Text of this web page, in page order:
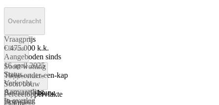
Overdracht
Vraagprijs
€ 475.000 k.k.
Aangeboden sinds
16 april 2025
Status
Verkocht
Aanvaarding
In overleg
Bouw
Soort woning
Twee-onder-een-kap
Soort bouw
Bestaande bouw
Bouwjaar
Oppervlakte
Perceeloppervlakte
219 m²
Kamers